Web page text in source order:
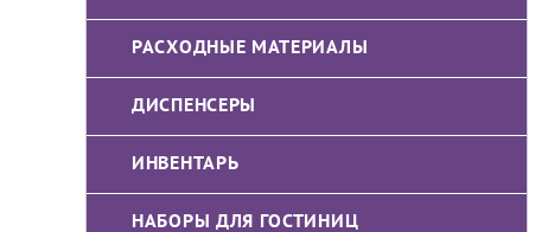
РАСХОДНЫЕ МАТЕРИАЛЫ
ДИСПЕНСЕРЫ
ИНВЕНТАРЬ
НАБОРЫ ДЛЯ ГОСТИНИЦ